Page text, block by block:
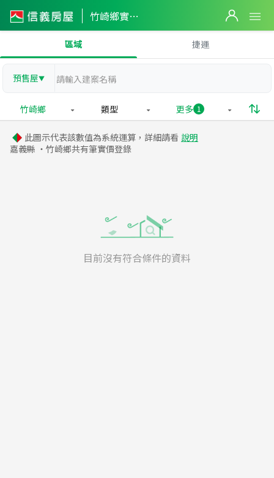
竹崎鄉實價登錄
區域 捷運
預售屋▼
竹崎鄉 類型 更多 1
此圖示代表該數值為系統運算，詳細請看 說明
嘉義縣 ・竹崎鄉共有筆實價登錄
目前沒有符合條件的資料